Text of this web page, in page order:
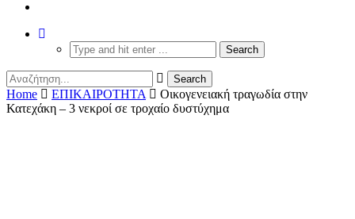
Home ΕΠΙΚΑΙΡΟΤΗΤΑ
Οικογενειακή τραγωδία στην
Κατεχάκη – 3 νεκροί σε τροχαίο δυστύχημα